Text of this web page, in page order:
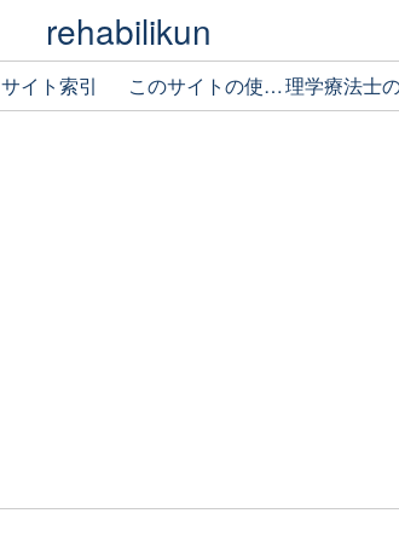
rehabilikun
サイト索引 このサイトの使い方